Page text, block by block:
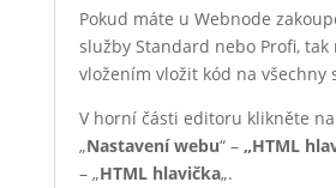
Pokud máte u Webnode
služby Standard nebo Profi,
vložením vložit kód na všechny
V horní části editoru klikněte na
„Nastavení webu“ – „HTML
– „HTML hlavička„.